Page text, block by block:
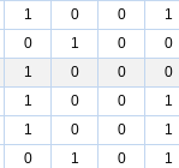
1 0 0
1
0 1 0
0
1 0 0
0
1 0 0
1
1 0 0
1
0 1 0
1